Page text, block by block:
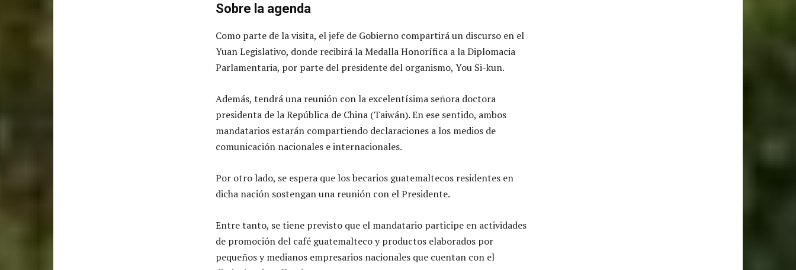
Sobre la agenda
Como parte de la visita, el jefe de Gobierno compartirá un discurso en el
Yuan Legislativo, donde recibirá la Medalla Honorífica a la Diplomacia
Parlamentaria, por parte del presidente del organismo, You Si-kun.
Además, tendrá una reunión con la excelentísima señora doctora
presidenta de la República de China (Taiwán). En ese sentido, ambos
mandatarios estarán compartiendo declaraciones a los medios de
comunicación nacionales e internacionales.
Por otro lado, se espera que los becarios guatemaltecos residentes en
dicha nación sostengan una reunión con el Presidente.
Entre tanto, se tiene previsto que el mandatario participe en actividades
de promoción del café guatemalteco y productos elaborados por
pequeños y medianos empresarios nacionales que cuentan con el